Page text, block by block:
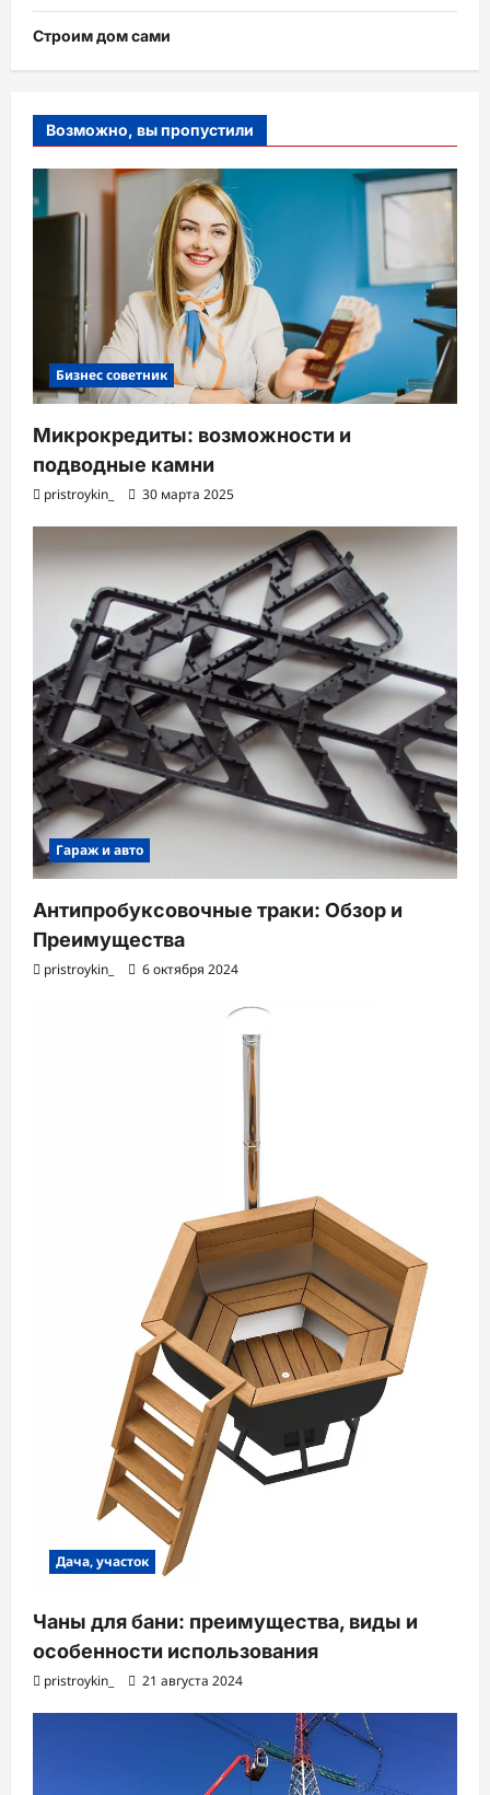
Строим дом сами
Возможно, вы пропустили
Бизнес советник
Микрокредиты: возможности и
подводные камни
pristroykin_ 30 марта 2025
Гараж и авто
Антипробуксовочные траки: Обзор и
Преимущества
pristroykin_ 6 октября 2024
Дача, участок
Чаны для бани: преимущества, виды и
особенности использования
pristroykin_ 21 августа 2024